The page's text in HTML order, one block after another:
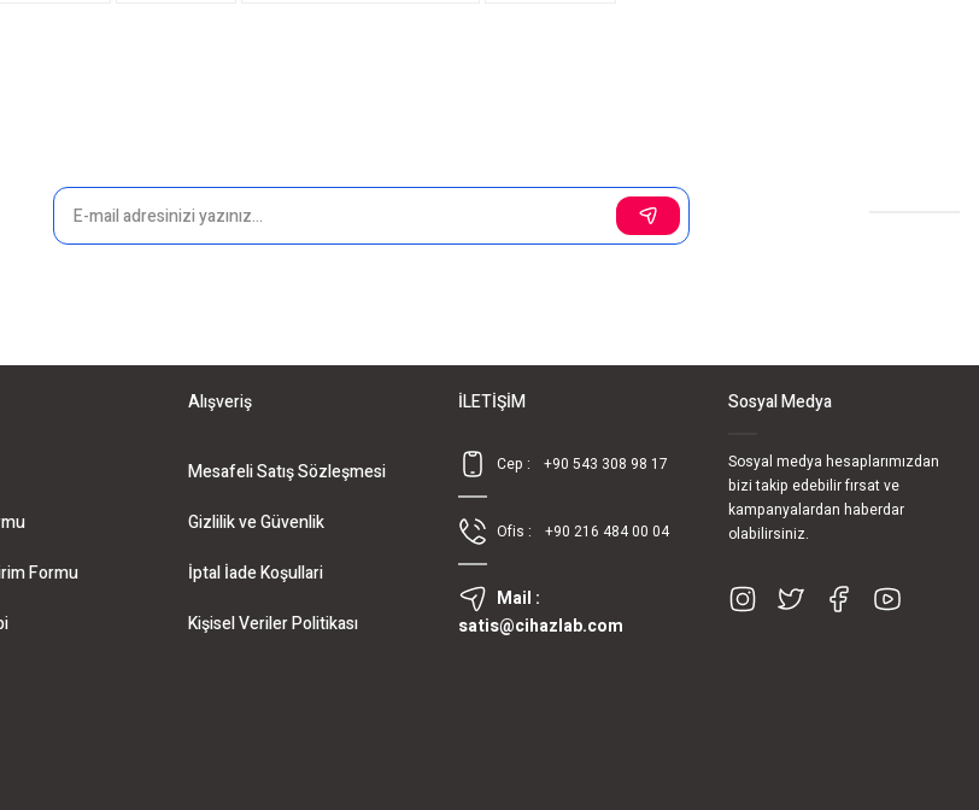
Formu
Alışveriş
Mesafeli Satış Sözleşmesi
Gizlilik ve Güvenlik
İptal İade Koşullari
Kişisel Veriler Politikası
İLETİŞİM
Cep : +90 543 308 98 17
Ofis : +90 216 484 00 04
Mail :
satis@cihazlab.com
Sosyal Medya
Sosyal medya hesaplarımızdan
bizi takip edebilir fırsat ve
kampanyalardan haberdar
olabilirsiniz.